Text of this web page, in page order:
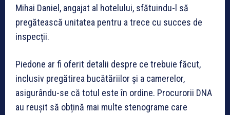
Mihai Daniel, angajat al hotelului, sfătuindu-l să
pregătească unitatea pentru a trece cu succes de
inspecții.
Piedone ar fi oferit detalii despre ce trebuie făcut,
inclusiv pregătirea bucătăriilor și a camerelor,
asigurându-se că totul este în ordine. Procurorii DNA
au reușit să obțină mai multe stenograme care